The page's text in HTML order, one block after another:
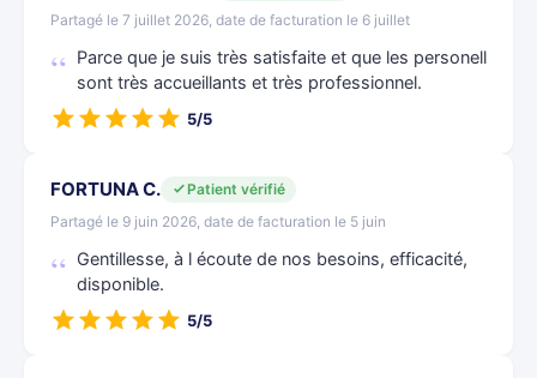
Partagé le 7 juillet 2026, date de facturation le 6 juillet
Parce que je suis très satisfaite et que les personell
sont très accueillants et très professionnel.
5/5
FORTUNA C.
Patient vérifié
Partagé le 9 juin 2026, date de facturation le 5 juin
Gentillesse, à l écoute de nos besoins, efficacité,
disponible.
5/5